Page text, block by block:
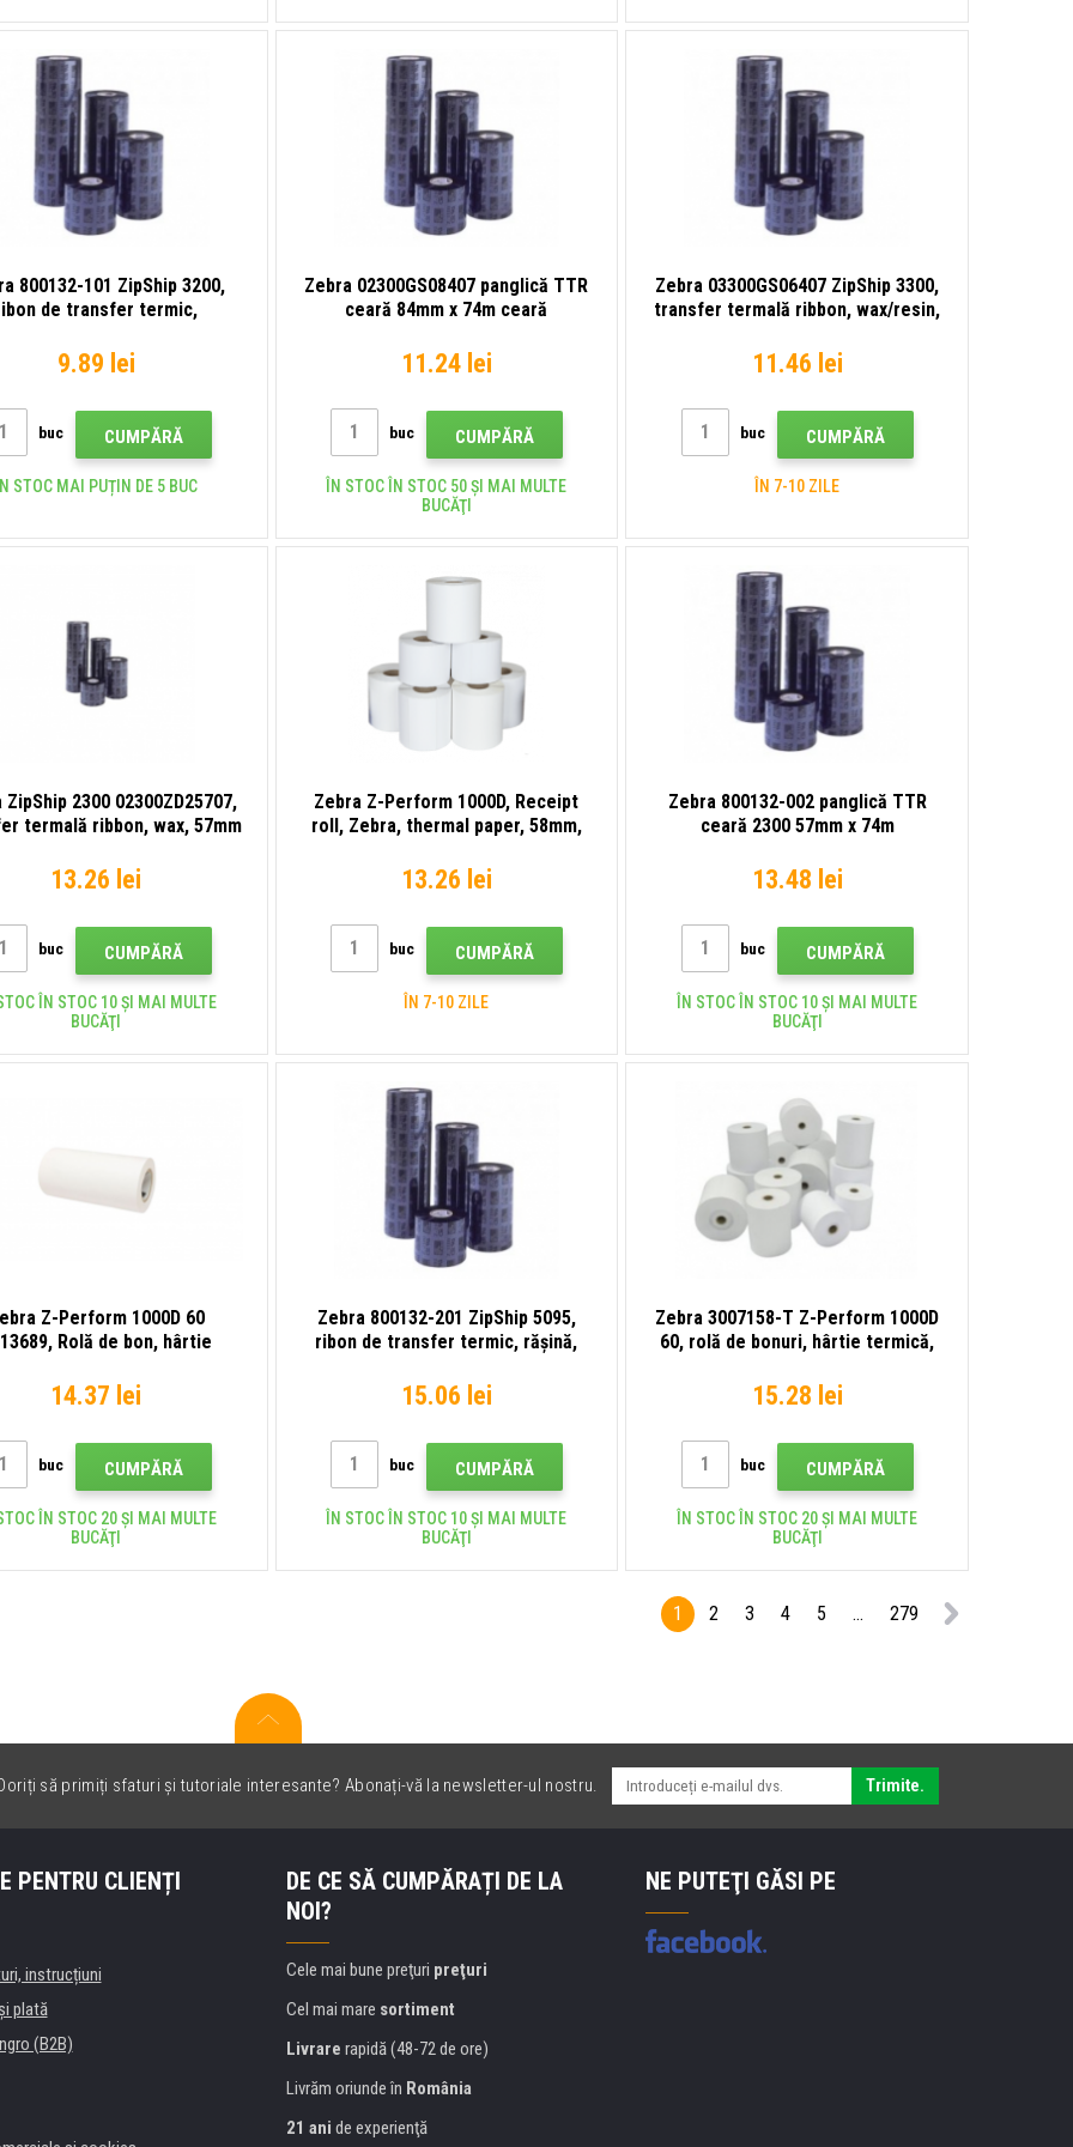
800132-101 ZipShip 3200,
de transfer termic,
9.89 lei
buc CUMPĂRĂ
STOC MAI PUȚIN DE 5 BUC
Zebra 02300GS08407 panglică TTR
ceară 84mm x 74m ceară
11.24 lei
buc CUMPĂRĂ
ÎN STOC ÎN STOC 50 ȘI MAI MULTE
BUCĂŢI
Zebra 03300GS06407 ZipShip 3300,
transfer termală ribbon, wax/resin,
11.46 lei
buc CUMPĂRĂ
ÎN 7-10 ZILE
ZipShip 2300 02300ZD25707,
termală ribbon, wax, 57mm
13.26 lei
buc CUMPĂRĂ
ÎN STOC 10 ȘI MAI MULTE
BUCĂŢI
Zebra Z-Perform 1000D, Receipt
roll, Zebra, thermal paper, 58mm,
13.26 lei
buc CUMPĂRĂ
ÎN 7-10 ZILE
Zebra 800132-002 panglică TTR
ceară 2300 57mm x 74m
13.48 lei
buc CUMPĂRĂ
ÎN STOC ÎN STOC 10 ȘI MAI MULTE
BUCĂŢI
Z-Perform 1000D 60
Rolă de bon, hârtie
14.37 lei
buc CUMPĂRĂ
ÎN STOC 20 ȘI MAI MULTE
BUCĂŢI
Zebra 800132-201 ZipShip 5095,
ribon de transfer termic, rășină,
15.06 lei
buc CUMPĂRĂ
ÎN STOC ÎN STOC 10 ȘI MAI MULTE
BUCĂŢI
Zebra 3007158-T Z-Perform 1000D
60, rolă de bonuri, hârtie termică,
15.28 lei
buc CUMPĂRĂ
ÎN STOC ÎN STOC 20 ȘI MAI MULTE
BUCĂŢI
1 2 3 4 5 ... 279
să primiți sfaturi și tutoriale interesante? Abonați-vă la newsletter-ul nostru. Trimite.
PENTRU CLIENȚI
instrucțiuni
plată
(B2B)
DE CE SĂ CUMPĂRAȚI DE LA
NOI?
Cele mai bune preţuri preţuri
Cel mai mare sortiment
Livrare rapidă (48-72 de ore)
Livrăm oriunde în România
21 ani de experienţă
NE PUTEŢI GĂSI PE